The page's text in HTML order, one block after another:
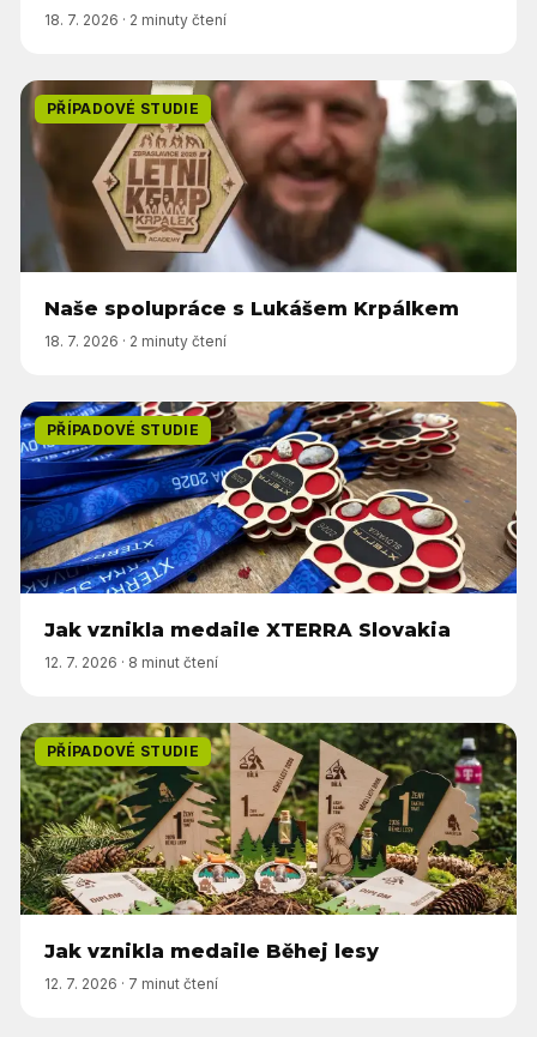
18. 7. 2026 · 2 minuty čtení
PŘÍPADOVÉ STUDIE
Naše spolupráce s Lukášem Krpálkem
18. 7. 2026 · 2 minuty čtení
PŘÍPADOVÉ STUDIE
Jak vznikla medaile XTERRA Slovakia
12. 7. 2026 · 8 minut čtení
PŘÍPADOVÉ STUDIE
Jak vznikla medaile Běhej lesy
12. 7. 2026 · 7 minut čtení